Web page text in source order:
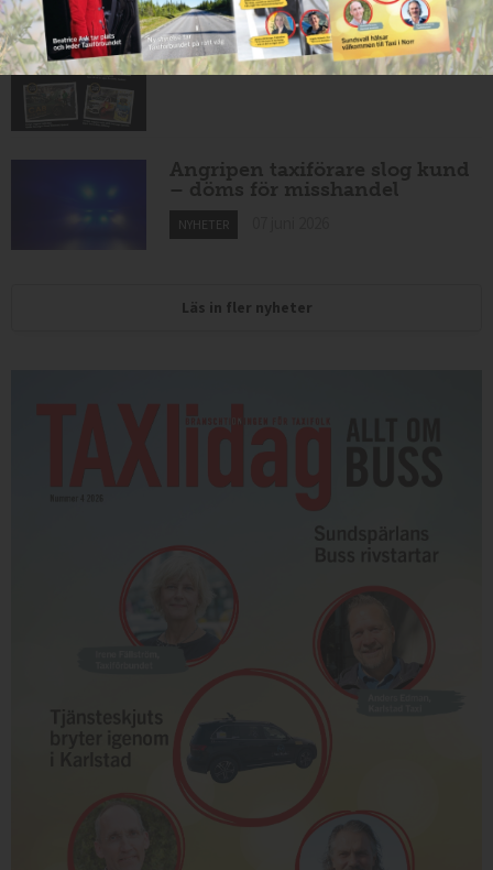
NYHETER 09 juni 2026
Angripen taxiförare slog kund
– döms för misshandel
NYHETER
Läs in fler nyheter